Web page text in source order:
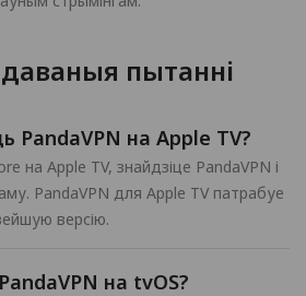
пытанні
PandaVPN на Apple TV?
на Apple TV, знайдзіце PandaVPN і
PandaVPN для Apple TV патрабуе
версію.
на tvOS?